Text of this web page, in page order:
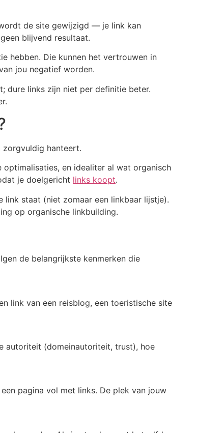
de site gewijzigd — je link kan
blijvend resultaat.
hebben. Die kunnen het vertrouwen in
jou negatief worden.
dure links zijn niet per definitie beter.
zorgvuldig hanteert.
en idealiter al wat organisch
je doelgericht links koopt.
staat (niet zomaar een linkbaar lijstje).
op organische linkbuilding.
de belangrijkste kenmerken die
link van een reisblog, een toeristische site
autoriteit (domeinautoriteit, trust), hoe
pagina vol met links. De plek van jouw